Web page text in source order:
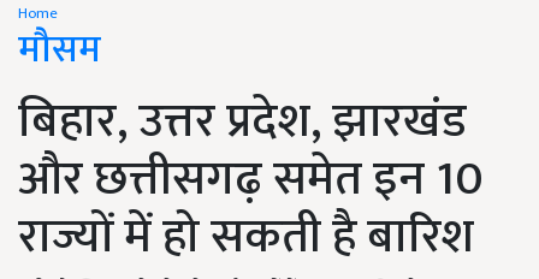
Home
मौसम
बिहार, उत्तर प्रदेश, झारखंड
और छत्तीसगढ़ समेत इन 10
राज्यों में हो सकती है बारिश